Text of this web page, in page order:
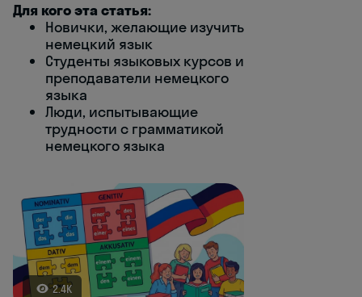
Для кого эта статья:
Новички, желающие изучить
немецкий язык
Студенты языковых курсов и
преподаватели немецкого
языка
Люди, испытывающие
трудности с грамматикой
немецкого языка
2.4K